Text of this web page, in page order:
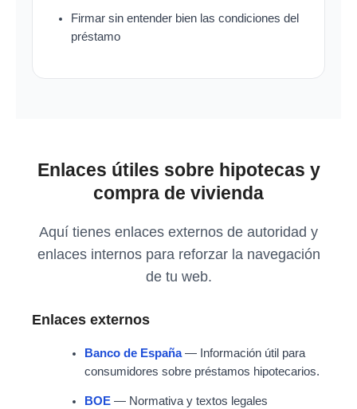
Firmar sin entender bien las condiciones del
préstamo
Enlaces útiles sobre hipotecas y
compra de vivienda
Aquí tienes enlaces externos de autoridad y
enlaces internos para reforzar la navegación
de tu web.
Enlaces externos
Banco de España— Información útil para
consumidores sobre préstamos hipotecarios.
BOE — Normativa y textos legales